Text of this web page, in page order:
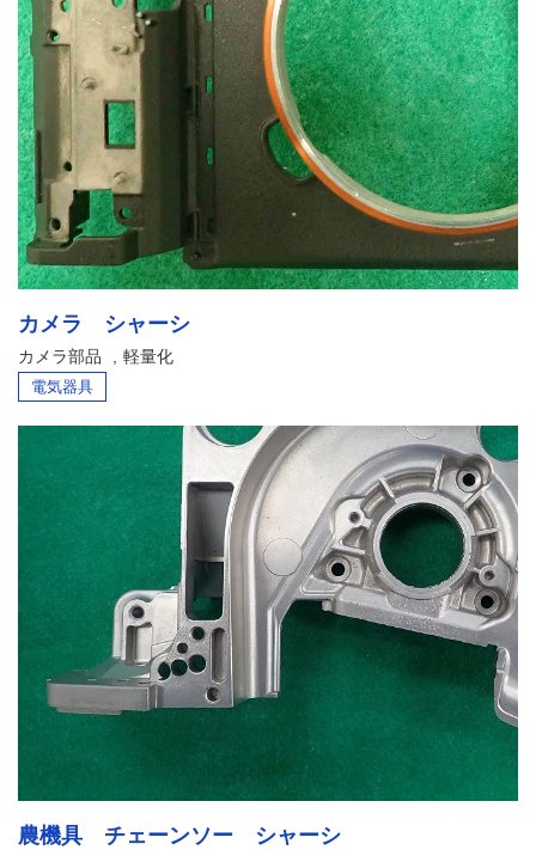
カメラ シャーシ
カメラ部品 軽量化
電気器具
農機具 チェーンソー シャーシ